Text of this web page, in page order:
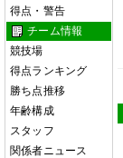
得点・警告
チーム情報
競技場
得点ランキング
勝ち点推移
年齢構成
スタッフ
関係者ニュース